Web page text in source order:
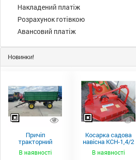
Накладений платіж
Розрахунок готівкою
Авансовий платіж
Новинки!
Причіп
тракторний
самоскидний
Spike 2 ПТС-4
В наявності
Косарка садова
навісна КСН-1,4/2
В наявності